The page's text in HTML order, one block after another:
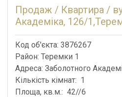
Продаж / Квартира /
Академіка, 126/
Код об'єкта: 3876267
Район: Теремки 1
Адреса: Заболотного
Кількість кімнат: 1
Площа, кв.м.: 42//6